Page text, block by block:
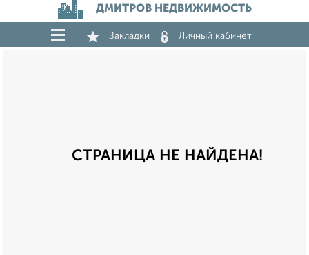
ДМИТРОВ НЕДВИЖИМОСТЬ
Закладки Личный кабинет
СТРАНИЦА НЕ НАЙДЕНА!